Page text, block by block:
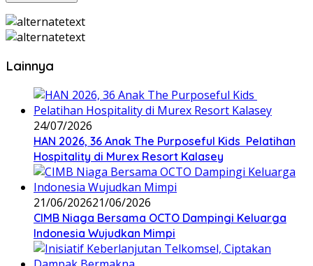
Lainnya
24/07/2026
HAN 2026, 36 Anak The Purposeful Kids Pelatihan
Hospitality di Murex Resort Kalasey
21/06/202621/06/2026
CIMB Niaga Bersama OCTO Dampingi Keluarga
Indonesia Wujudkan Mimpi